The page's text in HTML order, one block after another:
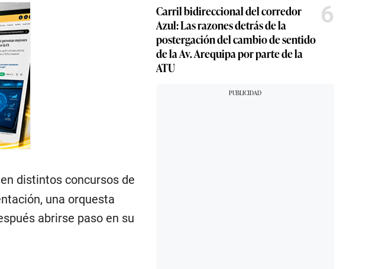
distintos concursos de
una orquesta
abrirse paso en su
Carril bidireccional del corredor
Azul: Las razones detrás de la
postergación del cambio de sentido
de la Av. Arequipa por parte de la
ATU
6